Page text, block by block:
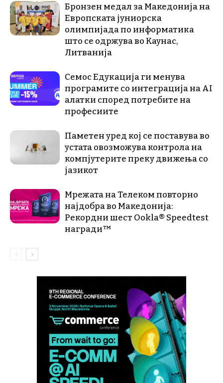
Бронзен медал за Македонија на
Европската јуниорска
олимпијада по информатика
што се одржува во Каунас,
Литванија
Семос Едукација ги менува
програмите со интеграција на AI
алатки според потребите на
професиите
Паметен уред кој се поставува во
устата овозможува контрола на
компјутерите преку движења со
јазикот
Мрежата на Телеком повторно
најдобра во Македонија:
Рекордни шест Ookla® Speedtest
награди™